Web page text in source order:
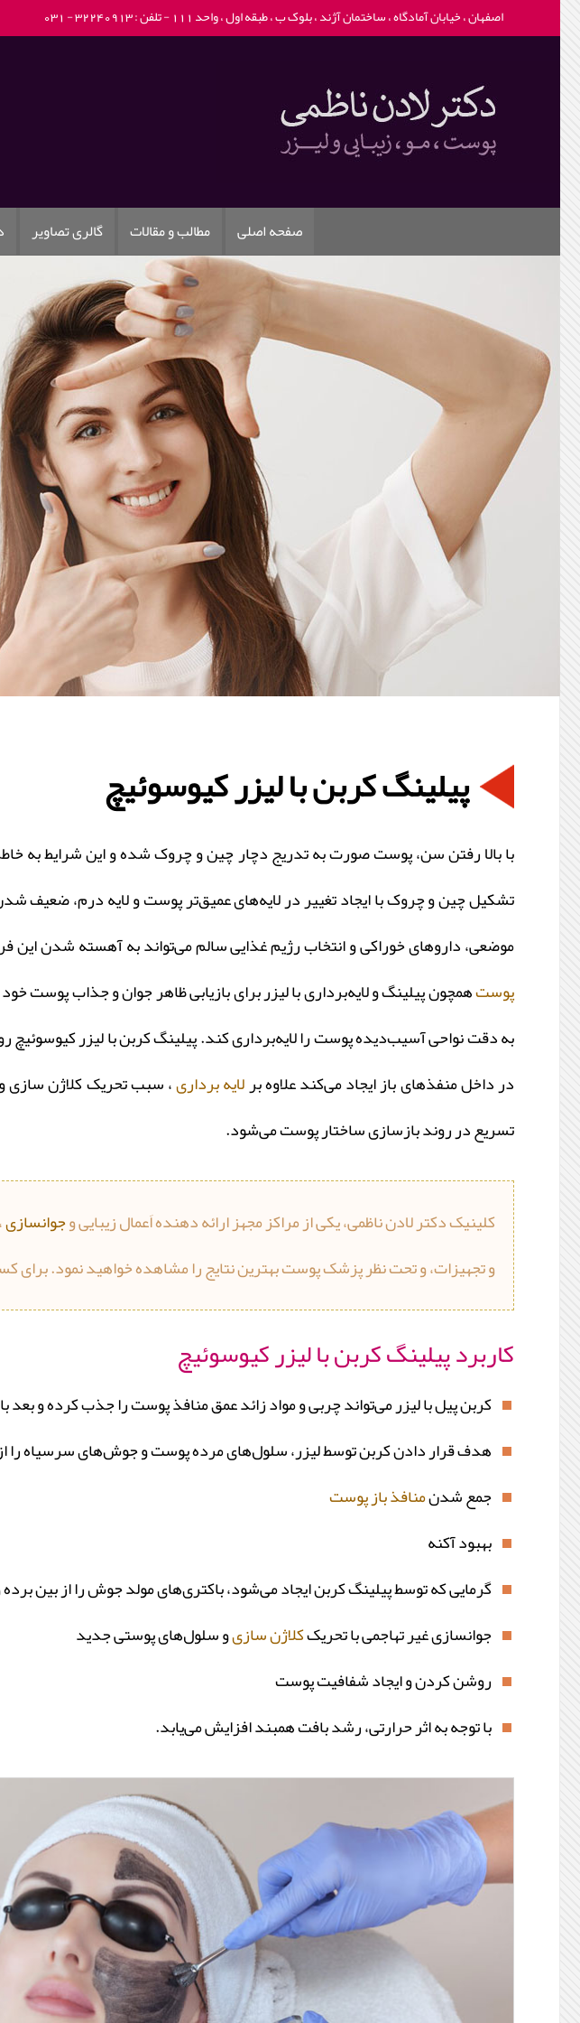
اصفهان ، خیابان آمادگاه ، ساختمان آژند ، بلوک ب ، طبقه اول ، واحد 111 - تلفن : 32240913 - 031
صفحه اصلی مطالب و مقالات گالری تصاویر
پیلینگ کربن با لیزر کیوسوئیچ
با بالا رفتن سن، پوست صورت به تدریج دچار چین و چروک شده و این شرایط به
تشکیل چین و چروک با ایجاد تغییر در لایه‌های عمیق‌تر پوست و لایه درم، ضعیف
موضعی، داروهای خوراکی و انتخاب رژیم غذایی سالم می‌تواند به آهسته شدن
پوستهمچون پیلینگ و لایه‌برداری با لیزر برای بازیابی ظاهر جوان و جذاب پوست
به دقت نواحی آسیب‌دیده پوست را لایه‌برداری کند. پیلینگ کربن با لیزر
در داخل منفذهای باز ایجاد می‌کند علاوه برلایه برداری، سبب تحریک کلاژن سازی
تسریع در روند بازسازی ساختار پوست می‌شود.
کلینیک دکتر لادن ناظمی، یکی از مراکز مجهز ارائه دهنده اَعمال زیبایی وجوانسازی
و تجهیزات، و تحت نظر پزشک پوست بهترین نتایج را مشاهده خواهید نمود. برای کسب
کاربرد پیلینگ کربن با لیزر کیوسوئیچ
کربن پیل با لیزر می‌تواند چربی و مواد زائد عمق منافذ پوست را جذب کرده و
هدف قرار دادن کربن توسط لیزر، سلول‌های مرده پوست و جوش‌های سرسیاه را
جمع شدنمنافذ باز پوست
بهبود آکنه
گرمایی که توسط پیلینگ کربن ایجاد می‌شود، باکتری‌های مولد جوش را از
جوانسازی غیر تهاجمی با تحریککلاژن سازیو سلول‌های پوستی جدید
روشن کردن و ایجاد شفافیت پوست
با توجه به اثر حرارتی، رشد بافت همبند افزایش می‌یابد.